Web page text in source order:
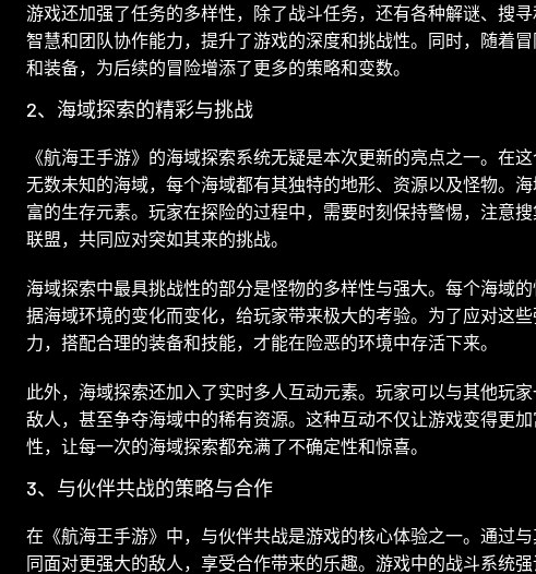
游戏还加强了任务的多样性，除了战斗任务，还有各种解谜、搜
智慧和团队协作能力，提升了游戏的深度和挑战性。同时，随着
和装备，为后续的冒险增添了更多的策略和变数。
2、海域探索的精彩与挑战
《航海王手游》的海域探索系统无疑是本次更新的亮点之一。在
无数未知的海域，每个海域都有其独特的地形、资源以及怪物。
富的生存元素。玩家在探险的过程中，需要时刻保持警惕，注意
联盟，共同应对突如其来的挑战。
海域探索中最具挑战性的部分是怪物的多样性与强大。每个海域
据海域环境的变化而变化，给玩家带来极大的考验。为了应对这
力，搭配合理的装备和技能，才能在险恶的环境中存活下来。
此外，海域探索还加入了实时多人互动元素。玩家可以与其他玩
敌人，甚至争夺海域中的稀有资源。这种互动不仅让游戏变得更
性，让每一次的海域探索都充满了不确定性和惊喜。
3、与伙伴共战的策略与合作
在《航海王手游》中，与伙伴共战是游戏的核心体验之一。通过
同面对更强大的敌人，享受合作带来的乐趣。游戏中的战斗系统